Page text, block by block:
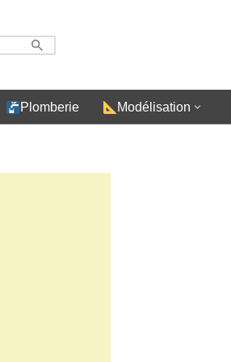
Plomberie Modélisation